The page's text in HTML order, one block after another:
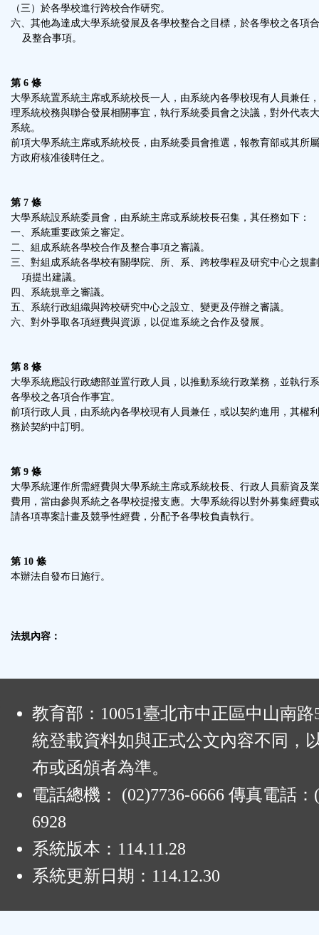
（三）於各學校進行跨校合作研究。
六、其他為達成大學系統發展及各學校整合之目標，於各學校之各項
及整合事項。
第 6 條
大學系統置系統主席或系統校長一人，由系統內各學校現有人員兼任
理系統校務與聯合發展相關事宜，執行系統委員會之決議，對外代表
系統。
前項大學系統主席或系統校長，由系統委員會推選，報教育部或其所
方政府核准後聘任之。
第 7 條
大學系統設系統委員會，由系統主席或系統校長召集，其任務如下：
一、系統重要政策之審定。
二、組成系統各學校合作及整合事項之審議。
三、對組成系統各學校有關學院、所、系、跨校學程及研究中心之規
項提出建議。
四、系統規章之審議。
五、系統行政組織與跨校研究中心之設立、變更及停辦之審議。
六、對外爭取各項經費與資源，以促進系統之合作及發展。
第 8 條
大學系統應設行政總部並置行政人員，以推動系統行政業務，並執行
各學校之各項合作事宜。
前項行政人員，由系統內各學校現有人員兼任，或以契約進用，其權
務於契約中訂明。
第 9 條
大學系統運作所需經費與大學系統主席或系統校長、行政人員薪資及
費用，當由參與系統之各學校提撥支應。大學系統得以對外募集經費
請各項專案計畫及競爭性經費，分配予各學校負責執行。
第 10 條
本辦法自發布日施行。
法規內容：
教育部：10051臺北市中正區中山南
統登載資料如與正式公文內容不同，
布或函頒者為準。
電話總機： (02)7736-6666 傳真電話：
6928
系統版本： 114.11.28
系統更新日期： 114.12.30